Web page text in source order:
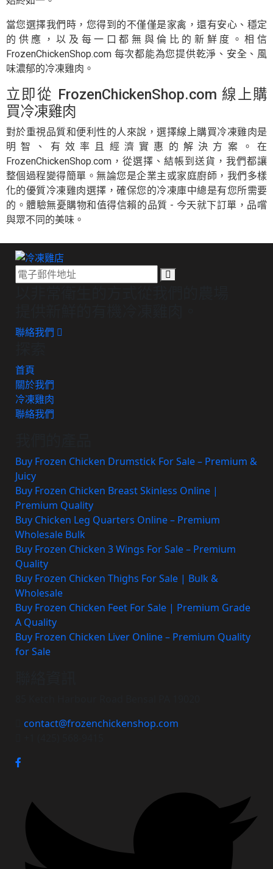
當您選擇我們時，您得到的不僅僅是家禽，還有安心、穩定
的供應，以及每一口都無與倫比的新鮮度。相信
FrozenChickenShop.com 每次都能為您提供乾淨、安全、風
味濃郁的冷凍雞肉。
立即從 FrozenChickenShop.com 線上購
買冷凍雞肉
對於重視品質和便利性的人來說，選擇線上購買冷凍雞肉是
明智、有效率且經濟實惠的解決方案。在
FrozenChickenShop.com，從選擇、結帳到送貨，我們都讓
整個過程變得簡單。無論您是企業主或家庭廚師，我們多樣
化的優質冷凍雞肉選擇，確保您的冷凍庫中總是有您所需要
的。體驗無憂購物和值得信賴的品質 - 今天就下訂單，品嚐
與眾不同的美味。
訂
聯絡我們
首頁
關於我們
冷凍雞肉
聯絡我們
Buy Frozen Chicken Drumstick For Sale – Premium &
Juicy
Buy Frozen Chicken Breast Skinless Online |
Premium Quality
Buy Chicken Leg Quarters Online – Premium
Wholesale Bulk
Buy Frozen Chicken 3 Wings For Sale – Premium
Quality
Buy Frozen Chicken Thighs For Sale | Bulk &
Wholesale
Buy Frozen Chicken Feet For Sale | Premium Grade
A Quality
Buy Frozen Chicken Liver Online – Premium Quality
for Sale
contact@frozenchickenshop.com